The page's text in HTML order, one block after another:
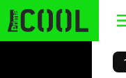
JEDOU